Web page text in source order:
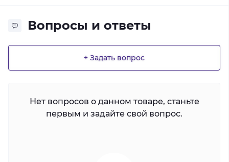
Вопросы и ответы
+ Задать вопрос
Нет вопросов о данном товаре, станьте
первым и задайте свой вопрос.